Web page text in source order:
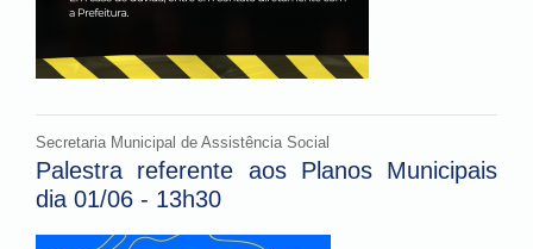
Secretaria Municipal de Assistência Social
Palestra referente aos Planos Municipais
dia 01/06 - 13h30